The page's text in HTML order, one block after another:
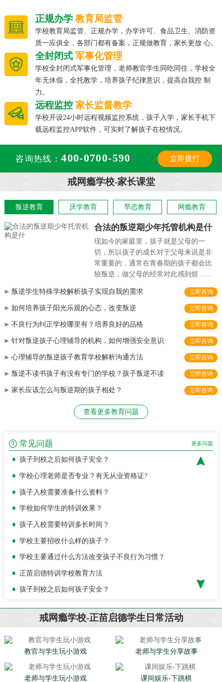
正规办学 教育局监管
学校教育局监管、正规办学，办学许可、食品卫生、消防资
质一应俱全，各部门都有备案，正规做教育，家长更放 心。
全封闭式 军事化管理
学校全封闭式军事化管理，老师教官学生同吃同住，学校全
年无休假，全托教学，培养孩子纪律意识，提高自我控 制
力。
远程监控 家长监督教学
学校开设24小时远程视频监控系统，孩子入学，家长手机下
载远程监控APP软件，可实时了解孩子在校情况。
咨询热线：400-0700-590 立即拨打
戒网瘾学校-家长课堂
叛逆教育 厌学教育 早恋教育 网瘾教育
合法的叛逆期少年托管机构是什
现如今的家庭里，孩子就是父母的一
切，所以孩子的成长对于父母来说是非
常重要的，通常在青春期的孩子都会比
较叛逆，做父母的经常对此感到烦……
叛逆学生特殊学校解析孩子实现自我的需求 立即咨询
如何培养孩子阳光乐观的心态，改变叛逆 立即咨询
不良行为纠正学校哪里有？培养良好的品格 立即咨询
针对叛逆孩子心理辅导的机构，如何增强安全意识 立即咨询
心理辅导的叛逆孩子教育学校解析沟通方法 立即咨询
叛逆不读书孩子有没有专门的学校？孩子叛逆不读 立即咨询
家长应该怎么与叛逆期的孩子相处？ 立即咨询
查看更多教育问题
常见问题 更多问题
学校主要招收什么样的孩子？
正苗启德特训学校教育方法
孩子到校之后如何孩子安全？
学校心理老师是否专业？有无从业资格证?
孩子入校需要准备什么资料？
学校如何学生的特训效果？
孩子入校需要特训多长时间？
学校主要招收什么样的孩子？
学校主要通过什么方法改变孩子不良行为习惯？
孩子到校之后如何孩子安全？
学校心理老师是否专业？有无从业资格证?
孩子入校需要准备什么资料？
学校如何学生的特训效果？
孩子入校需要特训多长时间？
学校主要招收什么样的孩子？
学校主要通过什么方法改变孩子不良行为习惯？
正苗启德特训学校教育方法
孩子到校之后如何孩子安全？
学校心理老师是否专业？有无从业资格证?
学校如何学生的特训效果？
孩子入校需要特训多长时间？
戒网瘾学校-正苗启德学生日常活动
教官与学生玩小游戏 老师与学生分享故事
老师与学生玩小游戏 课间娱乐-下跳棋